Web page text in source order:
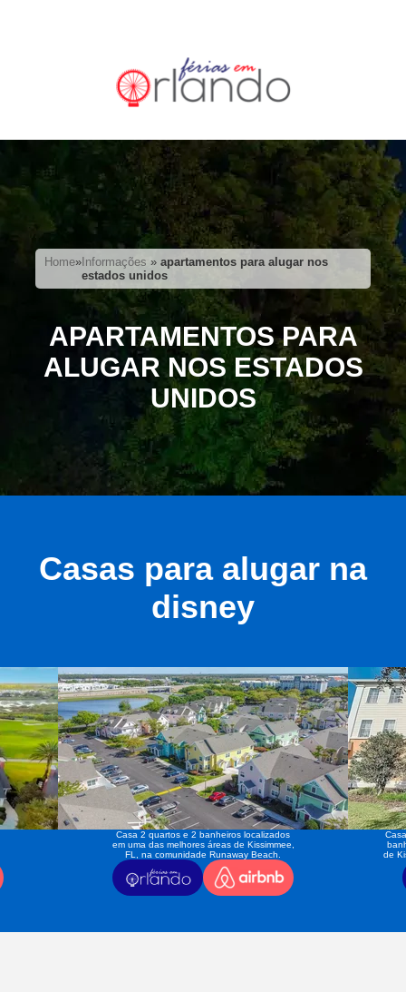
Home» Informações »apartamentos para alugar nos
estados unidos
APARTAMENTOS PARA
ALUGAR NOS ESTADOS
UNIDOS
Casas para alugar na
disney
Casa 2 quartos e 2 banheiros localizados
em uma das melhores áreas de Kissimmee,
FL, na comunidade Runaway Beach.
de